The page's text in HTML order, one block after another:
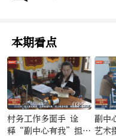
本期看点
03:25
村务工作多面手 诠
释“副中心有我”担当
副中
艺术